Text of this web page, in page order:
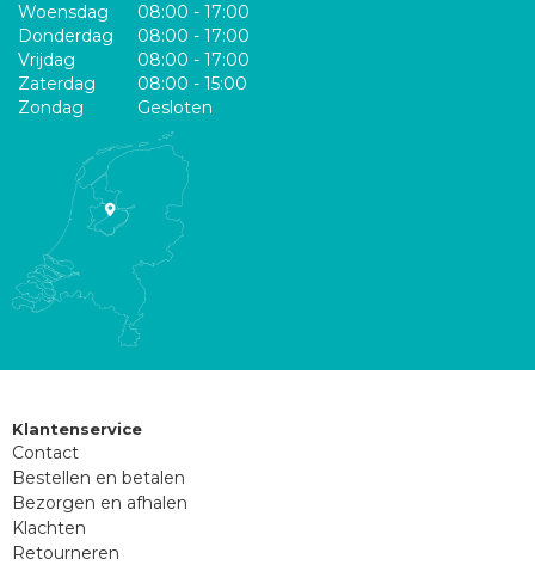
Woensdag
08:00 - 17:00
Donderdag
08:00 - 17:00
Vrijdag
08:00 - 17:00
Zaterdag
08:00 - 15:00
Zondag
Gesloten
Klantenservice
Contact
Bestellen en betalen
Bezorgen en afhalen
Klachten
Retourneren